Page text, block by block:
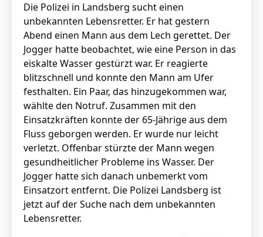
Die Polizei in Landsberg sucht einen
unbekannten Lebensretter. Er hat gestern
Abend einen Mann aus dem Lech gerettet. Der
Jogger hatte beobachtet, wie eine Person in das
eiskalte Wasser gestürzt war. Er reagierte
blitzschnell und konnte den Mann am Ufer
festhalten. Ein Paar, das hinzugekommen war,
wählte den Notruf. Zusammen mit den
Einsatzkräften konnte der 65-Jährige aus dem
Fluss geborgen werden. Er wurde nur leicht
verletzt. Offenbar stürzte der Mann wegen
gesundheitlicher Probleme ins Wasser. Der
Jogger hatte sich danach unbemerkt vom
Einsatzort entfernt. Die Polizei Landsberg ist
jetzt auf der Suche nach dem unbekannten
Lebensretter.